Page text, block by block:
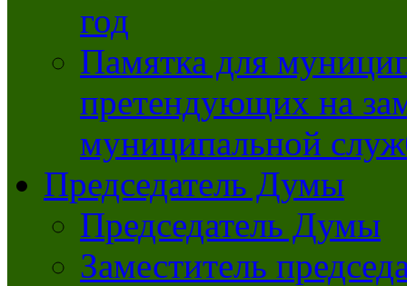
год
Памятка для
претендующих на
муниципальной
Председатель Думы
Председатель Думы
Заместитель